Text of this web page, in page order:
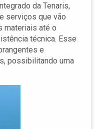
da Tenaris,
serviços que vão
materiais até o
técnica. Esse
e
possibilitando uma